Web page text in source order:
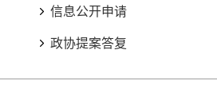
信息公开申请
政协提案答复